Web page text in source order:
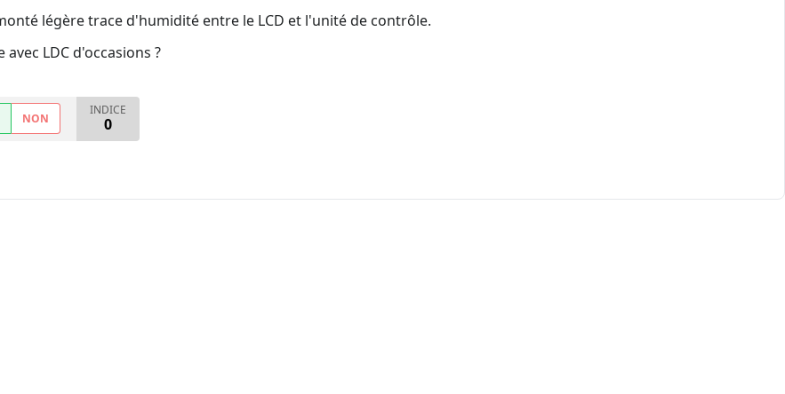
légère trace d'humidité entre le LCD et l'unité de contrôle.
LDC d'occasions ?
NON
INDICE
0